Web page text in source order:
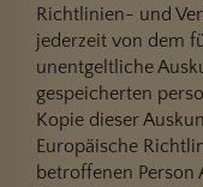
Richtlinien- und
jederzeit von dem
unentgeltliche
gespeicherten
Kopie dieser
Europäische
betroffenen